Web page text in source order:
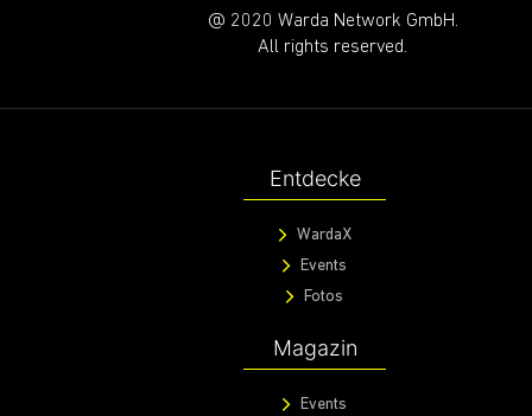
@ 2020 Warda Network GmbH.
All rights reserved.
Entdecke
WardaX
Events
Fotos
Magazin
Events